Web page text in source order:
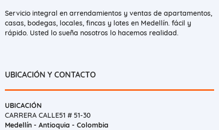
Servicio integral en arrendamientos y ventas de apartamentos,
casas, bodegas, locales, fincas y lotes en Medellín. fácil y
rápido. Usted lo sueña nosotros lo hacemos realidad.
UBICACIÓN Y CONTACTO
UBICACIÓN
CARRERA CALLE51 # 51-30
Medellín - Antioquia - Colombia